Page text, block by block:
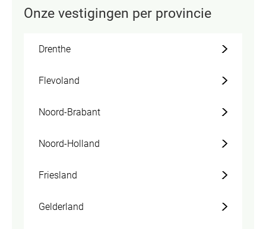
Onze vestigingen per provincie
Drenthe
Flevoland
Noord-Brabant
Noord-Holland
Friesland
Gelderland